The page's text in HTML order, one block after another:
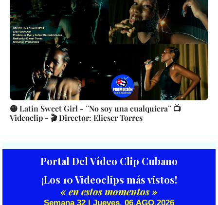
🟡 Latin Sweet Girl - ¨No soy una cualquiera¨ 📺
Videoclip - 🎬 Director: Elieser Torres
Portal Del Vídeo Clip Cubano
¡Los 10 Videoclips más vistos!
« en estos momentos »
Semana 32 | Jueves, 06.AGO.2026